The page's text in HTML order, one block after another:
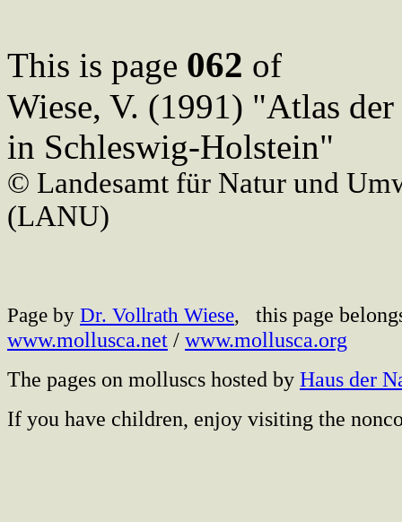
This is page 062 of
Wiese, V. (1991) "Atlas
in Schleswig-Holstein"
© Landesamt für Natur und
(LANU)
Page by Dr. Vollrath Wiese,
this page
www.mollusca.net / www.mollusca.org
The pages on molluscs hosted by Haus der
If you have children, enjoy visiting the